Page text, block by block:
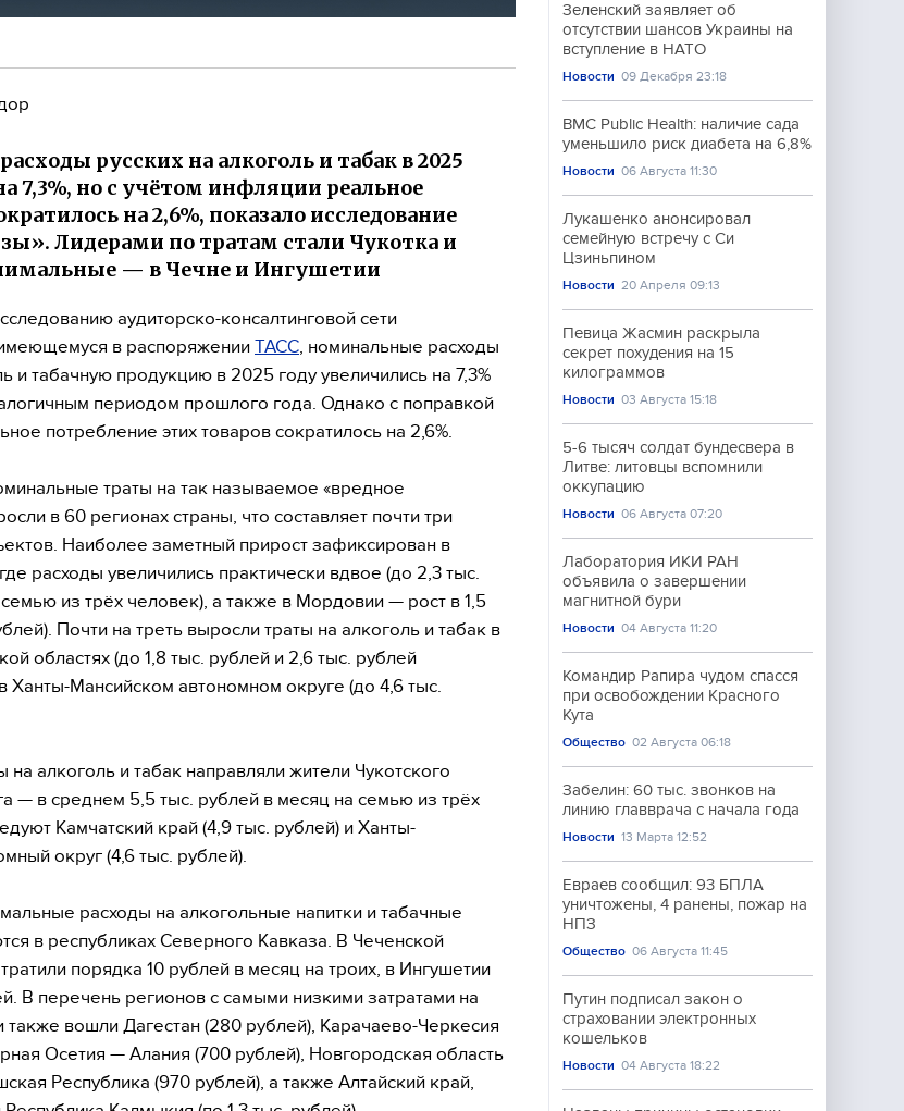
русских на алкоголь и табак в 2025
7,3%, но с учётом инфляции реальное
на 2,6%, показало исследование
Лидерами по тратам стали Чукотка и
— в Чечне и Ингушетии
аудиторско-консалтинговой сети
в распоряжении ТАСС , номинальные расходы
и табачную продукцию в 2025 году увеличились на 7,3%
периодом прошлого года. Однако с поправкой
потребление этих товаров сократилось на 2,6%.
траты на так называемое «вредное
в 60 регионах страны, что составляет почти три
Наиболее заметный прирост зафиксирован в
расходы увеличились практически вдвое (до 2,3 тыс.
из трёх человек), а также в Мордовии — рост в 1,5
Почти на треть выросли траты на алкоголь и табак в
областях (до 1,8 тыс. рублей и 2,6 тыс. рублей
Ханты-Мансийском автономном округе (до 4,6 тыс.
алкоголь и табак направляли жители Чукотского
— в среднем 5,5 тыс. рублей в месяц на семью из трёх
Камчатский край (4,9 тыс. рублей) и Ханты-
округ (4,6 тыс. рублей).
расходы на алкогольные напитки и табачные
в республиках Северного Кавказа. В Чеченской
порядка 10 рублей в месяц на троих, в Ингушетии
В перечень регионов с самыми низкими затратами на
вошли Дагестан (280 рублей), Карачаево-Черкесия
Осетия — Алания (700 рублей), Новгородская область
Республика (970 рублей), а также Алтайский край,
Зеленский заявляет об
отсутствии шансов Украины на
вступление в НАТО
Новости 09 Декабря 23:18
BMC Public Health: наличие сада
уменьшило риск диабета на 6,8%
Новости 06 Августа 11:30
Лукашенко анонсировал
семейную встречу с Си
Цзиньпином
Новости 20 Апреля 09:13
Певица Жасмин раскрыла
секрет похудения на 15
килограммов
Новости 03 Августа 15:18
5-6 тысяч солдат бундесвера в
Литве: литовцы вспомнили
оккупацию
Новости 06 Августа 07:20
Лаборатория ИКИ РАН
объявила о завершении
магнитной бури
Новости 04 Августа 11:20
Командир Рапира чудом спасся
при освобождении Красного
Кута
Общество 02 Августа 06:18
Забелин: 60 тыс. звонков на
линию главврача с начала года
Новости 13 Марта 12:52
Евраев сообщил: 93 БПЛА
уничтожены, 4 ранены, пожар на
НПЗ
Общество 06 Августа 11:45
Путин подписал закон о
страховании электронных
кошельков
Новости 04 Августа 18:22